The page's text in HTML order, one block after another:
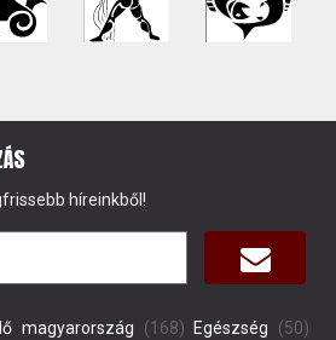
híreinkből!
magyarország (168) Egészség (50)